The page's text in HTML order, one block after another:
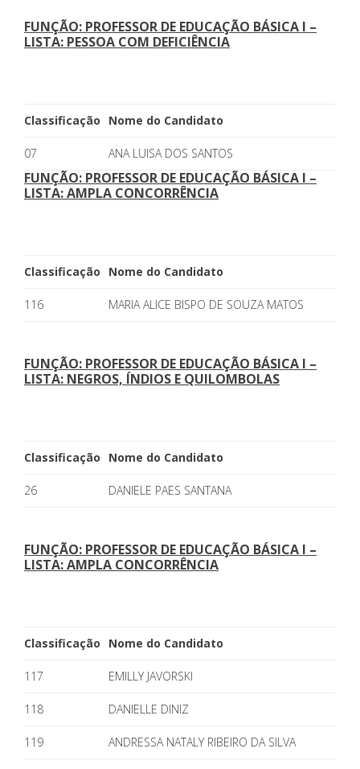
FUNÇÃO: PROFESSOR DE EDUCAÇÃO BÁSICA I –
LISTA: PESSOA COM DEFICIÊNCIA
Classificação Nome do Candidato
07 ANA LUISA DOS SANTOS
FUNÇÃO: PROFESSOR DE EDUCAÇÃO BÁSICA I –
LISTA: AMPLA CONCORRÊNCIA
Classificação Nome do Candidato
116 MARIA ALICE BISPO DE SOUZA MATOS
FUNÇÃO: PROFESSOR DE EDUCAÇÃO BÁSICA I –
LISTA: NEGROS, ÍNDIOS E QUILOMBOLAS
Classificação Nome do Candidato
26 DANIELE PAES SANTANA
FUNÇÃO: PROFESSOR DE EDUCAÇÃO BÁSICA I –
LISTA: AMPLA CONCORRÊNCIA
Classificação Nome do Candidato
117 EMILLY JAVORSKI
118 DANIELLE DINIZ
119 ANDRESSA NATALY RIBEIRO DA SILVA